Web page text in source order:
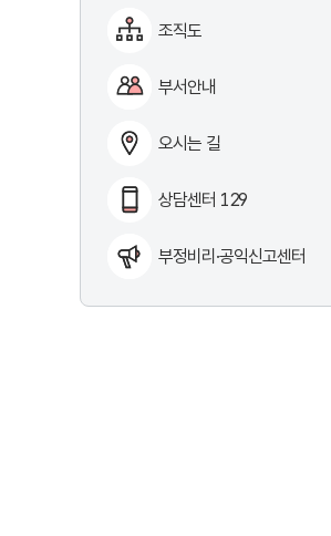
조직도
부서안내
오시는 길
상담센터 129
부정비리·공익신고센터